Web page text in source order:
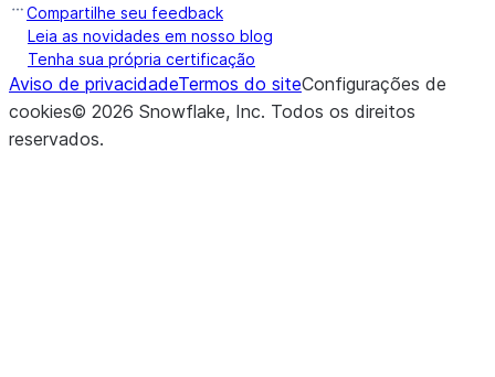
Compartilhe seu feedback
Leia as novidades em nosso blog
Tenha sua própria certificação
Aviso de privacidadeTermos do siteConfigurações de
cookies© 2026 Snowflake, Inc. Todos os direitos
reservados.